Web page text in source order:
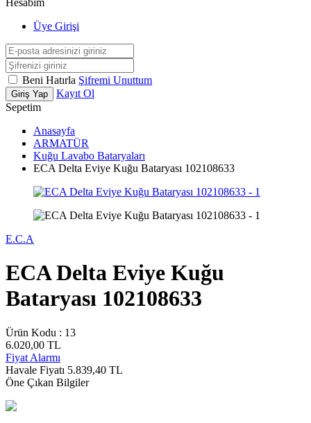
Hesabım
Üye Girişi
Beni Hatırla Şifremi Unuttum
Giriş Yap
Kayıt Ol
Sepetim
Anasayfa
ARMATÜR
Kuğu Lavabo Bataryaları
ECA Delta Eviye Kuğu Bataryası 102108633
E.C.A
ECA Delta Eviye Kuğu
Bataryası 102108633
Ürün Kodu : 13
6.020,00 TL
Fiyat Alarmı
Havale Fiyatı 5.839,40 TL
Öne Çıkan Bilgiler